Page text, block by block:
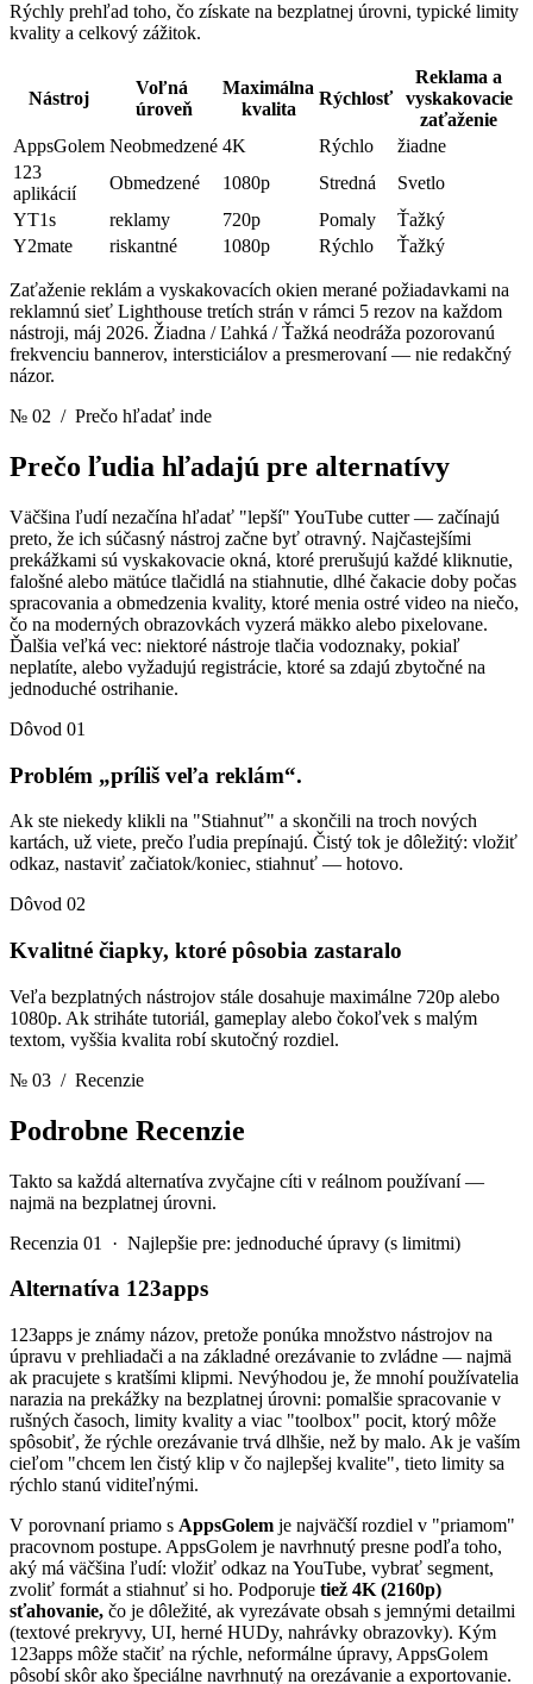
Rýchly prehľad toho, čo získate na bezplatnej úrovni, typické limity
kvality a celkový zážitok.
Nástroj
Voľná ​​
úroveň
Maximálna
kvalita
Rýchlosť
Reklama a
vyskakovacie
zaťaženie
AppsGolem Neobmedzené 4K Rýchlo
žiadne
123
aplikácií
Obmedzené 1080p Stredná
Svetlo
YT1s
reklamy 720p Pomaly
Ťažký
Y2mate
riskantné 1080p Rýchlo Ťažký
Zaťaženie reklám a vyskakovacích okien merané požiadavkami na
reklamnú sieť Lighthouse tretích strán v rámci 5 rezov na každom
nástroji, máj 2026. Žiadna / Ľahká / Ťažká neodráža pozorovanú
frekvenciu bannerov, intersticiálov a presmerovaní — nie redakčný
názor.
№ 02 / Prečo hľadať inde
Prečo ľudia hľadajú pre alternatívy
Väčšina ľudí nezačína hľadať "lepší" YouTube cutter — začínajú
preto, že ich súčasný nástroj začne byť otravný. Najčastejšími
prekážkami sú vyskakovacie okná, ktoré prerušujú každé kliknutie,
falošné alebo mätúce tlačidlá na stiahnutie, dlhé čakacie doby počas
spracovania a obmedzenia kvality, ktoré menia ostré video na niečo,
čo na moderných obrazovkách vyzerá mäkko alebo pixelovane.
Ďalšia veľká vec: niektoré nástroje tlačia vodoznaky, pokiaľ
neplatíte, alebo vyžadujú registrácie, ktoré sa zdajú zbytočné na
jednoduché ostrihanie.
Dôvod 01
Problém „príliš veľa reklám“.
Ak ste niekedy klikli na "Stiahnuť" a skončili na troch nových
kartách, už viete, prečo ľudia prepínajú. Čistý tok je dôležitý: vložiť
odkaz, nastaviť začiatok/koniec, stiahnuť — hotovo.
Dôvod 02
Kvalitné čiapky, ktoré pôsobia zastaralo
Veľa bezplatných nástrojov stále dosahuje maximálne 720p alebo
1080p. Ak striháte tutoriál, gameplay alebo čokoľvek s malým
textom, vyššia kvalita robí skutočný rozdiel.
№ 03 / Recenzie
Podrobne Recenzie
Takto sa každá alternatíva zvyčajne cíti v reálnom používaní —
najmä na bezplatnej úrovni.
Recenzia 01 · Najlepšie pre: jednoduché úpravy (s limitmi)
Alternatíva 123apps
123apps je známy názov, pretože ponúka množstvo nástrojov na
úpravu v prehliadači a na základné orezávanie to zvládne — najmä
ak pracujete s kratšími klipmi. Nevýhodou je, že mnohí používatelia
narazia na prekážky na bezplatnej úrovni: pomalšie spracovanie v
rušných časoch, limity kvality a viac "toolbox" pocit, ktorý môže
spôsobiť, že rýchle orezávanie trvá dlhšie, než by malo. Ak je vaším
cieľom "chcem len čistý klip v čo najlepšej kvalite", tieto limity sa
rýchlo stanú viditeľnými.
V porovnaní priamo s AppsGolem je najväčší rozdiel v "priamom"
pracovnom postupe. AppsGolem je navrhnutý presne podľa toho,
aký má väčšina ľudí: vložiť odkaz na YouTube, vybrať segment,
zvoliť formát a stiahnuť si ho. Podporuje tiež 4K (2160p)
sťahovanie, čo je dôležité, ak vyrezávate obsah s jemnými detailmi
(textové prekryvy, UI, herné HUDy, nahrávky obrazovky). Kým
123apps môže stačiť na rýchle, neformálne úpravy, AppsGolem
pôsobí skôr ako špeciálne navrhnutý na orezávanie a exportovanie.